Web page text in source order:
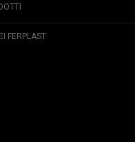
FERPLAST